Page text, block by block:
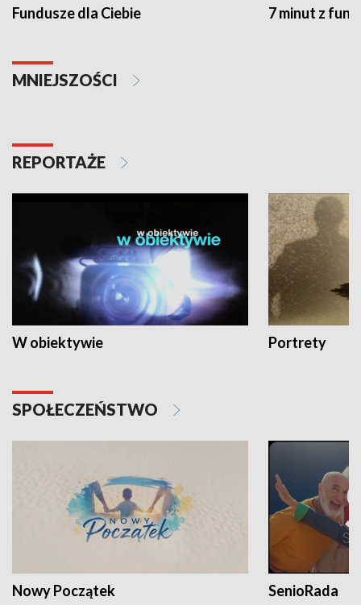
Fundusze dla Ciebie 7 minut z
MNIEJSZOŚCI
REPORTAŻE
W obiektywie Portrety
SPOŁECZEŃSTWO
Nowy Początek SenioRada